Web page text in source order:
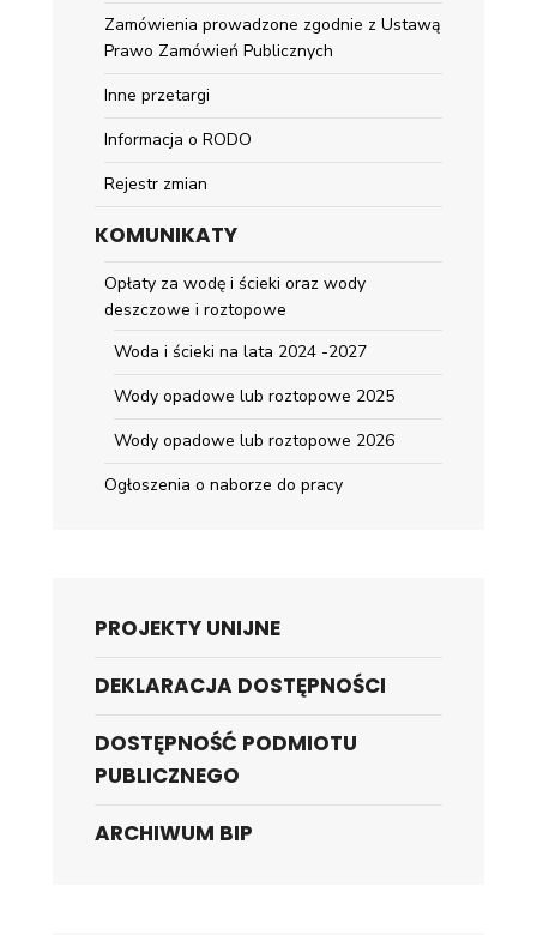
Zamówienia prowadzone zgodnie z Ustawą
Prawo Zamówień Publicznych
Inne przetargi
Informacja o RODO
Rejestr zmian
KOMUNIKATY
Opłaty za wodę i ścieki oraz wody
deszczowe i roztopowe
Woda i ścieki na lata 2024 -2027
Wody opadowe lub roztopowe 2025
Wody opadowe lub roztopowe 2026
Ogłoszenia o naborze do pracy
PROJEKTY UNIJNE
DEKLARACJA DOSTĘPNOŚCI
DOSTĘPNOŚĆ PODMIOTU
PUBLICZNEGO
ARCHIWUM BIP